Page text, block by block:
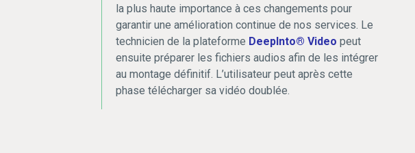
la plus haute importance à ces changements pour
garantir une amélioration continue de nos services. Le
technicien de la plateforme DeepInto® Video peut
ensuite préparer les fichiers audios afin de les intégrer
au montage définitif. L’utilisateur peut après cette
phase télécharger sa vidéo doublée.